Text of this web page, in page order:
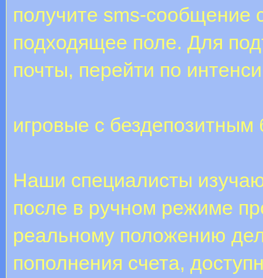
получите sms-сообщение
подходящее поле. Для
почты, перейти по
игровые с бездепозитным
Наши специалисты
после в ручном режиме
реальному положению
пополнения счета,